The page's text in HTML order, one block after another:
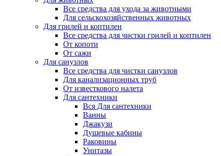
Все средства для ухода за животными
Для сельскохозяйственных животных
Для грилей и коптилен
Все средства для чистки грилей и коптилен
От копоти
От сажи
Для санузлов
Все средства для чистки санузлов
Для канализационных труб
От известкового налета
Для сантехники
Вся Для сантехники
Ванны
Джакузи
Душевые кабины
Раковины
Унитазы